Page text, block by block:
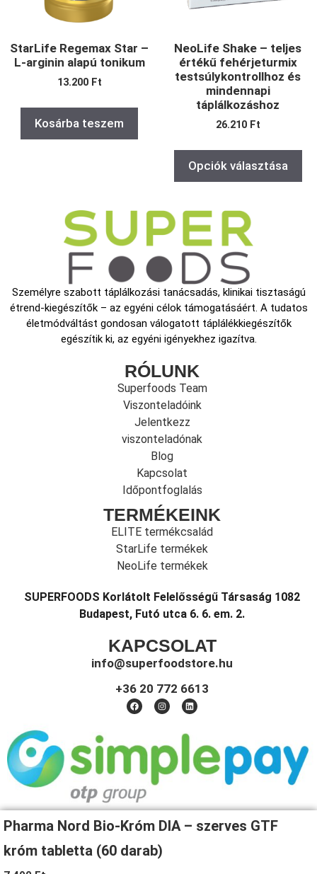
StarLife Regemax Star –
L-arginin alapú tonikum
13.200 Ft
Kosárba teszem
NeoLife Shake – teljes
értékű fehérjeturmix
testsúlykontrollhoz és
mindennapi
táplálkozáshoz
26.210 Ft
Opciók választása
Pharma Nord Bio-Króm DIA – szerves GTF
króm tabletta (60 darab)
Személyre szabott táplálkozási tanácsadás, klinikai tisztaságú
étrend-kiegészítők – az egyéni célok támogatásáért. A tudatos
életmódváltást gondosan válogatott táplálékkiegészítők
egészítik ki, az egyéni igényekhez igazítva.
RÓLUNK
Superfoods Team
Viszonteladóink
Jelentkezz
viszonteladónak
Blog
Kapcsolat
Időpontfoglalás
TERMÉKEINK
ELITE termékcsalád
StarLife termékek
NeoLife termékek
SUPERFOODS Korlátolt Felelősségű Társaság 1082
Budapest, Futó utca 6. 6. em. 2.
KAPCSOLAT
info@superfoodstore.hu
+36 20 772 6613